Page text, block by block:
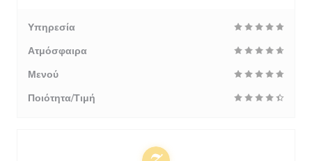
Υπηρεσία
Ατμόσφαιρα
Μενού
Ποιότητα/Τιμή